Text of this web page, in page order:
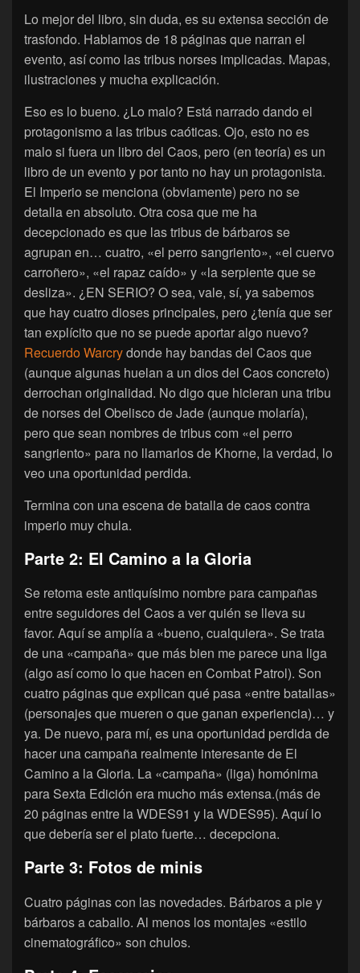
Lo mejor del libro, sin duda, es su extensa sección de
trasfondo. Hablamos de 18 páginas que narran el
evento, así como las tribus norses implicadas. Mapas,
ilustraciones y mucha explicación.
Eso es lo bueno. ¿Lo malo? Está narrado dando el
protagonismo a las tribus caóticas. Ojo, esto no es
malo si fuera un libro del Caos, pero (en teoría) es un
libro de un evento y por tanto no hay un protagonista.
El Imperio se menciona (obviamente) pero no se
detalla en absoluto. Otra cosa que me ha
decepcionado es que las tribus de bárbaros se
agrupan en… cuatro, «el perro sangriento», «el cuervo
carroñero», «el rapaz caído» y «la serpiente que se
desliza». ¿EN SERIO? O sea, vale, sí, ya sabemos
que hay cuatro dioses principales, pero ¿tenía que ser
tan explícito que no se puede aportar algo nuevo?
Recuerdo Warcrydonde hay bandas del Caos que
(aunque algunas huelan a un dios del Caos concreto)
derrochan originalidad. No digo que hicieran una tribu
de norses del Obelisco de Jade (aunque molaría),
pero que sean nombres de tribus com «el perro
sangriento» para no llamarlos de Khorne, la verdad, lo
veo una oportunidad perdida.
Termina con una escena de batalla de caos contra
imperio muy chula.
Parte 2: El Camino a la Gloria
Se retoma este antiquísimo nombre para campañas
entre seguidores del Caos a ver quién se lleva su
favor. Aquí se amplía a «bueno, cualquiera». Se trata
de una «campaña» que más bien me parece una liga
(algo así como lo que hacen en Combat Patrol). Son
cuatro páginas que explican qué pasa «entre batallas»
(personajes que mueren o que ganan experiencia)… y
ya. De nuevo, para mí, es una oportunidad perdida de
hacer una campaña realmente interesante de El
Camino a la Gloria. La «campaña» (liga) homónima
para Sexta Edición era mucho más extensa.(más de
20 páginas entre la WDES91 y la WDES95). Aquí lo
que debería ser el plato fuerte… decepciona.
Parte 3: Fotos de minis
Cuatro páginas con las novedades. Bárbaros a pie y
bárbaros a caballo. Al menos los montajes «estilo
cinematográfico» son chulos.